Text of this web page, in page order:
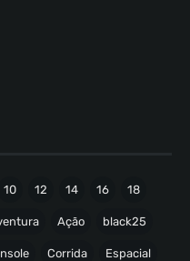
10 12 14 16 18
Ação black25
Corrida Espacial